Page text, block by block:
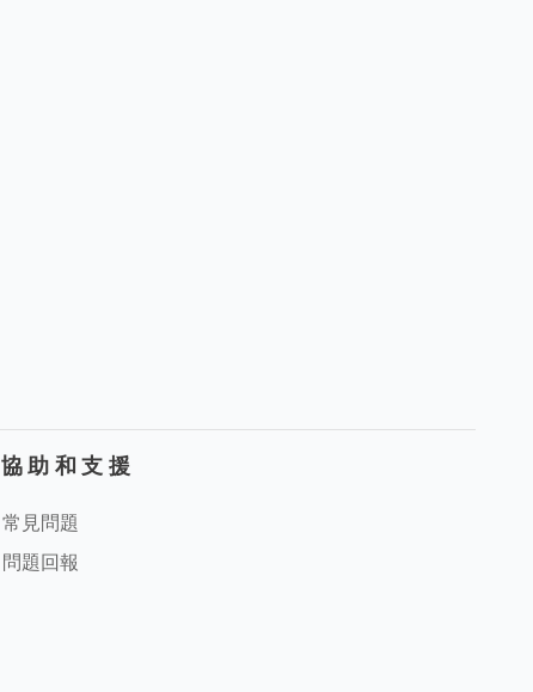
協助和支援
常見問題
問題回報